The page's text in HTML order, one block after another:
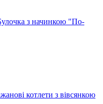
з начинкою "По-
котлети з вівсянкою